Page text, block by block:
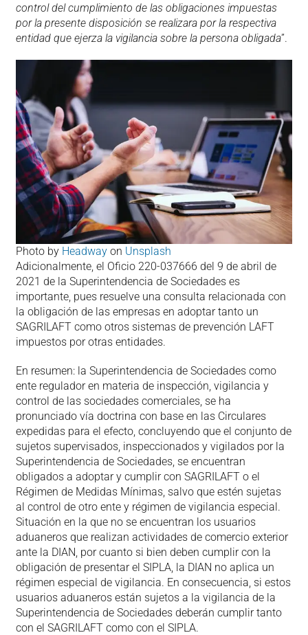
control del cumplimiento de las obligaciones impuestas
por la presente disposición se realizara por la respectiva
entidad que ejerza la vigilancia sobre la persona obligada”.
Photo by Headway on Unsplash
Adicionalmente, el Oficio 220-037666 del 9 de abril de
2021 de la Superintendencia de Sociedades es
importante, pues resuelve una consulta relacionada con
la obligación de las empresas en adoptar tanto un
SAGRILAFT como otros sistemas de prevención LAFT
impuestos por otras entidades.
En resumen: la Superintendencia de Sociedades como
ente regulador en materia de inspección, vigilancia y
control de las sociedades comerciales, se ha
pronunciado vía doctrina con base en las Circulares
expedidas para el efecto, concluyendo que el conjunto de
sujetos supervisados, inspeccionados y vigilados por la
Superintendencia de Sociedades, se encuentran
obligados a adoptar y cumplir con SAGRILAFT o el
Régimen de Medidas Mínimas, salvo que estén sujetas
al control de otro ente y régimen de vigilancia especial.
Situación en la que no se encuentran los usuarios
aduaneros que realizan actividades de comercio exterior
ante la DIAN, por cuanto si bien deben cumplir con la
obligación de presentar el SIPLA, la DIAN no aplica un
régimen especial de vigilancia. En consecuencia, si estos
usuarios aduaneros están sujetos a la vigilancia de la
Superintendencia de Sociedades deberán cumplir tanto
con el SAGRILAFT como con el SIPLA.